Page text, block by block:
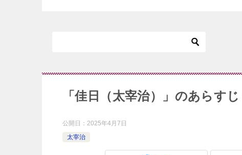
「佳日（太宰治）」のあらす
公開日： 2025年4月7日
太宰治